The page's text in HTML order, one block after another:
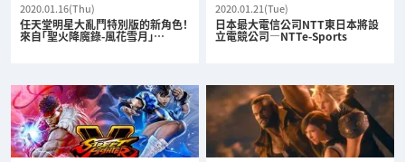
2020.01.16(Thu)
任天堂明星大亂鬥特別版的新角色！
來自「聖火降魔錄-風花雪月」…
2020.01.21(Tue)
日本最大電信公司NTT東日本將設
立電競公司—NTTe-Sports